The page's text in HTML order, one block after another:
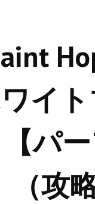
イ
パ
（攻